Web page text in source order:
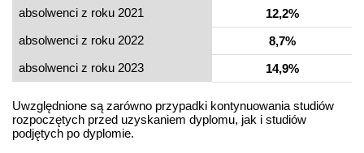
absolwenci z roku 2021
12,2%
absolwenci z roku 2022
8,7%
absolwenci z roku 2023
14,9%
Uwzględnione są zarówno przypadki kontynuowania studiów
rozpoczętych przed uzyskaniem dyplomu, jak i studiów
podjętych po dyplomie.